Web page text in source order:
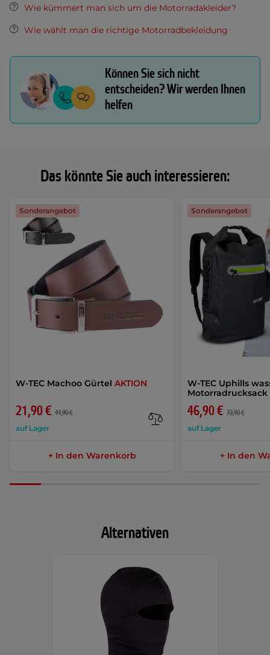
Das könnte Sie auch interessieren:
W-TEC Machoo Gürtel AKTION
21,90 € 44,90 €
auf Lager
Sonderangebot
+ In den Warenkorb
W-TEC Uphills
Motorradrucksack
46,90 € 73,90 €
auf Lager
Sonderangebot
+ In den
Wie kümmert man sich um die Motorradakleider?
Wie wählt man die richtige Motorradbekleidung
Können Sie sich nicht
entscheiden? Wir werden Ihnen
helfen
Alternativen